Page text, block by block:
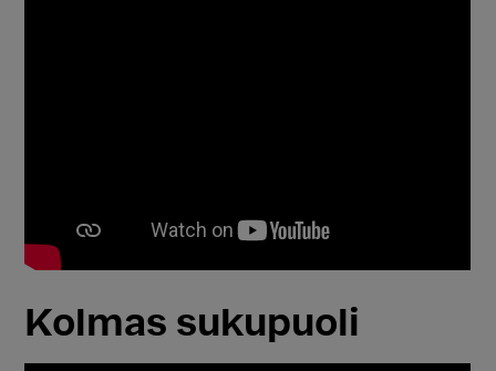
Kolmas sukupuoli